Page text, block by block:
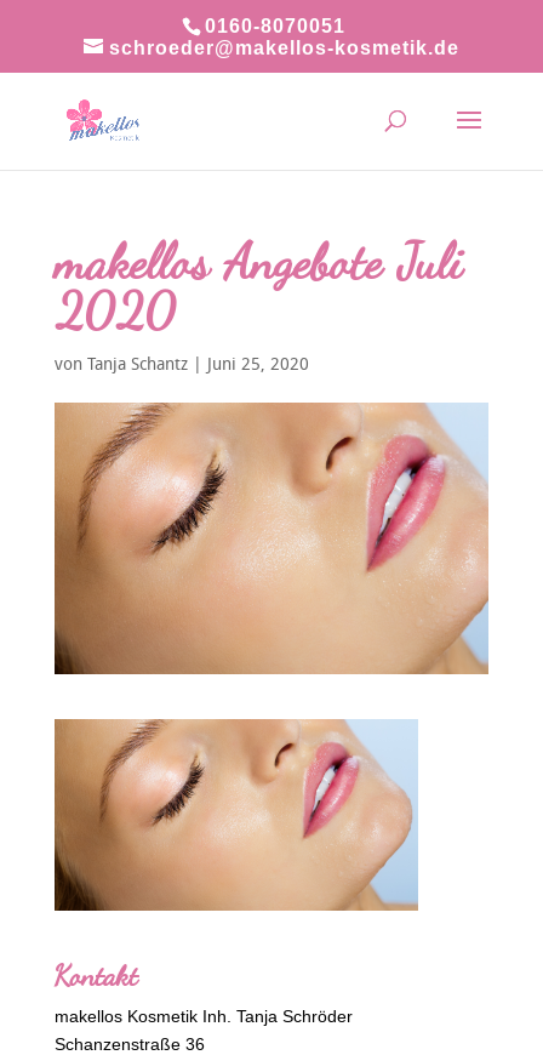
0160-8070051
schroeder@makellos-kosmetik.de
makellos Angebote Juli
2020
von Tanja Schantz| Juni 25, 2020
Kontakt
makellos Kosmetik Inh. Tanja Schröder
Schanzenstraße 36